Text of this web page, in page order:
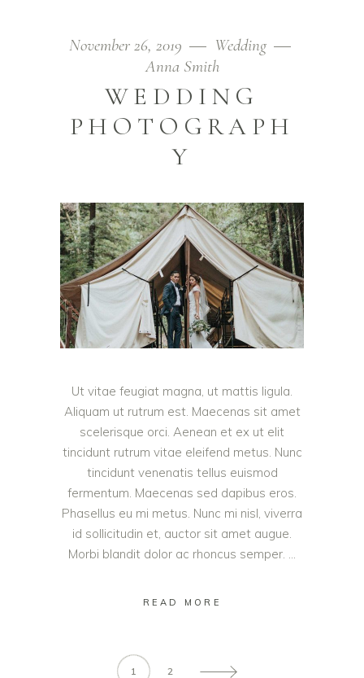
November 26, 2019
Wedding
Anna Smith
WEDDING
PHOTOGRAPH
Y
Ut vitae feugiat magna, ut mattis ligula.
Aliquam ut rutrum est. Maecenas sit amet
scelerisque orci. Aenean et ex ut elit
tincidunt rutrum vitae eleifend metus. Nunc
tincidunt venenatis tellus euismod
fermentum. Maecenas sed dapibus eros.
Phasellus eu mi metus. Nunc mi nisl, viverra
id sollicitudin et, auctor sit amet augue.
Morbi blandit dolor ac rhoncus semper.
READ MORE
1 2